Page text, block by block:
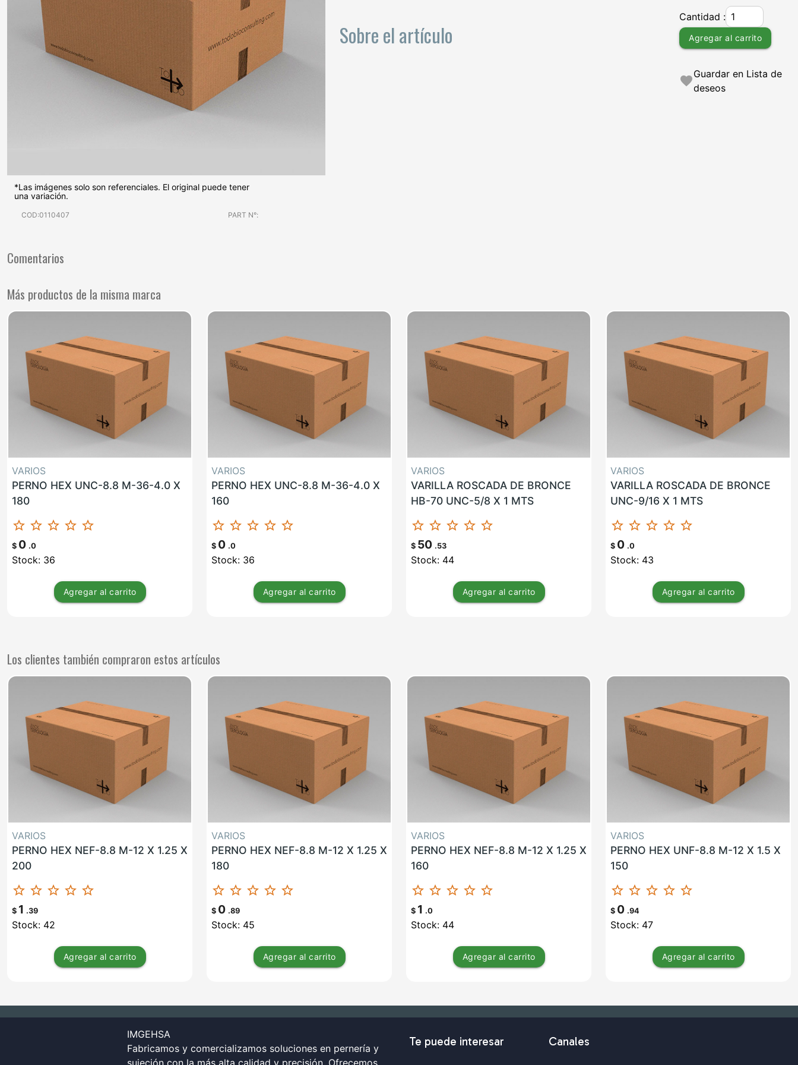
*Las imágenes solo son referenciales. El original puede tener
una variación.
COD:0110407 PART N°:
Sobre el artículo
Cantidad :
Agregar al carrito
favoriteGuardar en Lista de
deseos
Comentarios
Más productos de la misma marca
VARIOS
PERNO HEX UNC-8.8 M-36-4.0 X
180
star_border star_border star_border star_border star_border
$ 0 .0
Stock: 36
Agregar al carrito
VARIOS
PERNO HEX UNC-8.8 M-36-4.0 X
160
star_border star_border star_border star_border star_border
$ 0 .0
Stock: 36
Agregar al carrito
VARIOS
VARILLA ROSCADA DE BRONCE
HB-70 UNC-5/8 X 1 MTS
star_border star_border star_border star_border star_border
$ 50 .53
Stock: 44
Agregar al carrito
VARIOS
VARILLA ROSCADA DE BRONCE
UNC-9/16 X 1 MTS
star_border star_border star_border star_border star_border
$ 0 .0
Stock: 43
Agregar al carrito
Los clientes también compraron estos artículos
VARIOS
PERNO HEX NEF-8.8 M-12 X 1.25 X
200
star_border star_border star_border star_border star_border
$ 1 .39
Stock: 42
Agregar al carrito
VARIOS
PERNO HEX NEF-8.8 M-12 X 1.25 X
180
star_border star_border star_border star_border star_border
$ 0 .89
Stock: 45
Agregar al carrito
VARIOS
PERNO HEX NEF-8.8 M-12 X 1.25 X
160
star_border star_border star_border star_border star_border
$ 1 .0
Stock: 44
Agregar al carrito
VARIOS
PERNO HEX UNF-8.8 M-12 X 1.5 X
150
star_border star_border star_border star_border star_border
$ 0 .94
Stock: 47
Agregar al carrito
IMGEHSA
Fabricamos y comercializamos soluciones en pernería y
Te puede interesar Canales